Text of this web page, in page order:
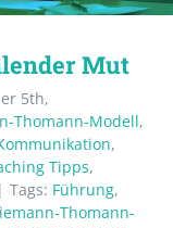
Mut
5th,
Thomann-Modell,
,
Tipps,
| Tags: Führung,
Thomann-